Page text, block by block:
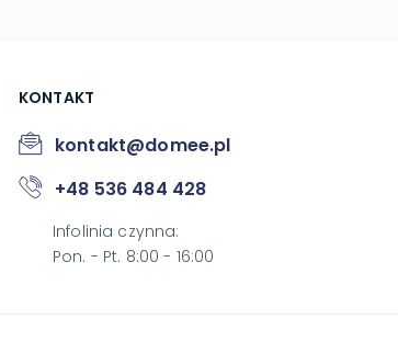
KONTAKT
kontakt@domee.pl
+48 536 484 428
Infolinia czynna:
Pon. - Pt. 8:00 - 16:00